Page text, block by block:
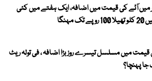
آٹے کی قیمت میں اضافہ، ایک ہفتے میں کئی
مہنگا
میں مسلسل تیسرے روز بڑا اضافہ ، فی تولہ ریٹ
پہنچا؟